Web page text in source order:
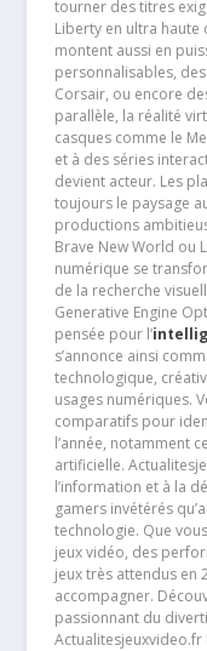
tourner des titres
Liberty en ultra haute
montent aussi en
personnalisables,
Corsair, ou encore
parallèle, la réalité
casques comme le
et à des séries
devient acteur. Les
toujours le paysage
productions
Brave New World ou
numérique se
de la recherche
Generative Engine
pensée pour l’
s’annonce ainsi
technologique,
usages numériques.
comparatifs pour
l’année, notamment
artificielle.
l’information et à la
gamers invétérés
technologie. Que
jeux vidéo, des
jeux très attendus en
accompagner.
passionnant du
Actualitesjeuxvideo.fr !